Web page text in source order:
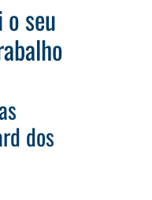
seu
dos